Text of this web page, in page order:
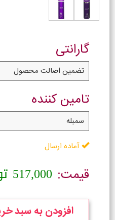
گارانتی
تامین کننده
آماده ارسال
قیمت: 517,000
افزودن به سبد